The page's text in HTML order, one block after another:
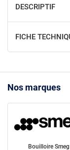
DESCRIPTIF
FICHE
Nos marques
Bouilloire Smeg